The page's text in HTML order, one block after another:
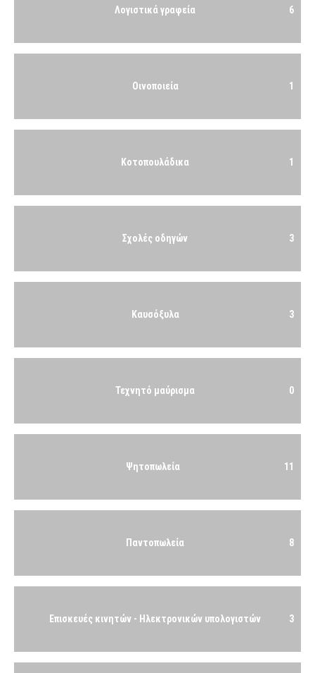
Λογιστικά γραφεία 6
Οινοποιεία 1
Κοτοπουλάδικα 1
Σχολές οδηγών 3
Καυσόξυλα 3
Τεχνητό μαύρισμα 0
Ψητοπωλεία 11
Παντοπωλεία 8
Επισκευές κινητών - Ηλεκτρονικών υπολογιστών 3